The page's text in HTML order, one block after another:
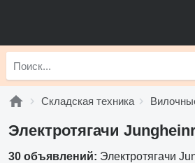
Складская техника
Электротягачи
30 объявлений: Электротягачи